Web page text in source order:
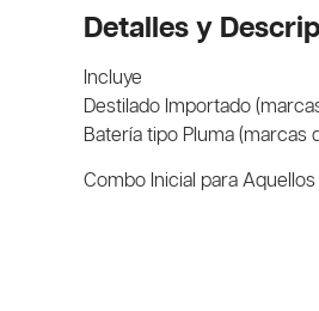
Detalles y
Incluye
Destilado Importado
Batería tipo Pluma
Combo Inicial para